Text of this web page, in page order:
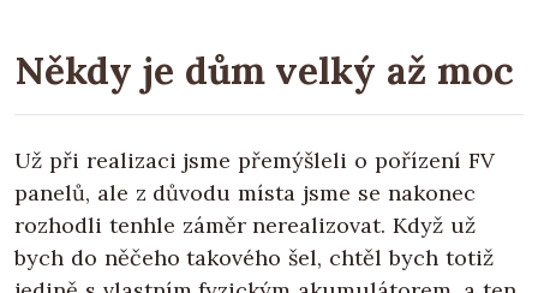
Někdy je dům velký až moc
Už při realizaci jsme přemýšleli o pořízení FV
panelů, ale z důvodu místa jsme se nakonec
rozhodli tenhle záměr nerealizovat. Když už
bych do něčeho takového šel, chtěl bych totiž